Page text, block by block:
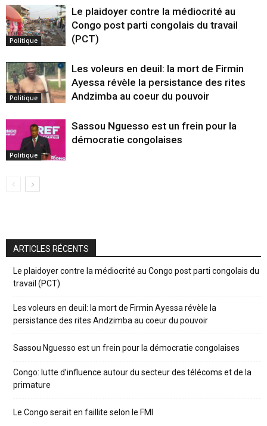
Politique
Le plaidoyer contre la médiocrité au
Congo post parti congolais du travail
(PCT)
Politique
Les voleurs en deuil: la mort de Firmin
Ayessa révèle la persistance des rites
Andzimba au coeur du pouvoir
Politique
Sassou Nguesso est un frein pour la
démocratie congolaises
ARTICLES RÉCENTS
Le plaidoyer contre la médiocrité au Congo post parti congolais du
travail (PCT)
Les voleurs en deuil: la mort de Firmin Ayessa révèle la
persistance des rites Andzimba au coeur du pouvoir
Sassou Nguesso est un frein pour la démocratie congolaises
Congo: lutte d’influence autour du secteur des télécoms et de la
primature
Le Congo serait en faillite selon le FMI